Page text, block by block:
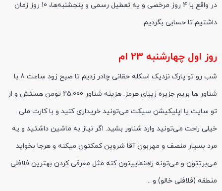
در واقع با 4 روز مرخصی و یه تعطیل رسمی و پنجشنبه‌ها، 10 روز زمان
داشتیم تا حسابی بگردیم.
روز اول چهارشنبه 23 ام
شب رو تو پارک نزدیک اسکله حقانی چادر زدیم تا صبح زود ساعت 8 با
شناور ها بریم جزیره زیبای هرمز. هزینه شناور 25.000 تومن هستش و از
تو سایت یا اپلیکیشن سیکت می‌تونید خریداری کنید و با کارت ملی
خیلی راحت می‌تونید وارد شناور بشید. اگر نیاز به ماشین داشتید و یه
مرد بسیار منصف و مهربون آقا شروین کمکتون میکنه و هرجا بخواید
می‌برتتون و می‌تونه راهنماییتون کنه مثل معرفی کردن بهترین فلافلی
منطقه (فلافلی خالو) و ...